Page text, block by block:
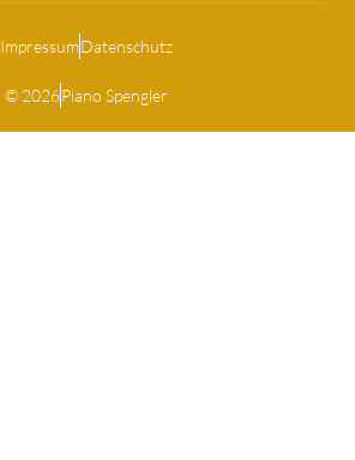
ImpressumDatenschutz
© 2026Piano Spengler